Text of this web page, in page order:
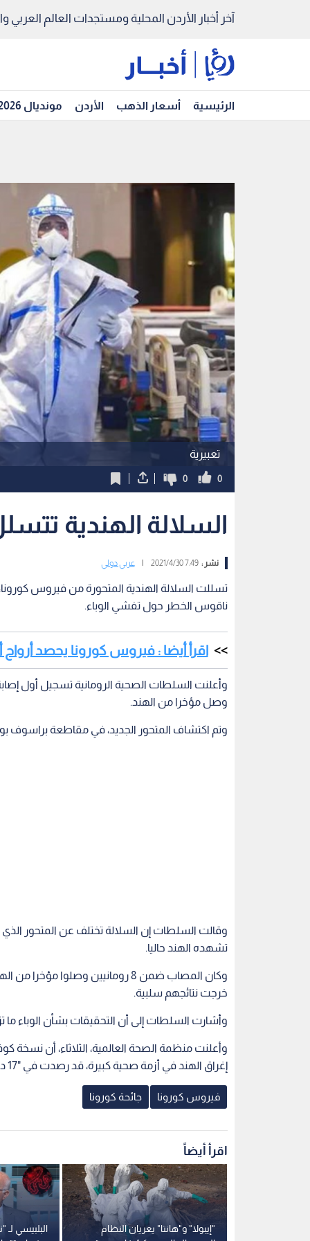
آخر أخبار الأردن المحلية ومستجدات العالم العربي
الرئيسية أسعار الذهب الأردن مونديال 2026
تعبيرية
0
0
السلالة الهندية
نشر :7:49 2021/4/30 عربي دولي
تسللت السلالة الهندية المتحورة من فيروس
ناقوس الخطر حول تفشي الوباء.
اقرأ أيضا : فيروس كورونا يحصد أرواح أكثر من 400 ألف
وأعلنت السلطات الصحية الرومانية تسجيل أول
وصل مؤخرا من الهند.
وتم اكتشاف المتحور الجديد، في مقاطعة براسوف بوسط
وقالت السلطات إن السلالة تختلف عن المتحور
تشهده الهند حاليا.
خرجت نتائجهم سلبية.
وأشارت السلطات إلى أن التحقيقات بشأن الوباء ما
إغراق الهند في أزمة صحية كبيرة، قد رصدت في "17 دولة على الأقل".
فيروس كورونا جائحة كورونا
اقرأ أيضاً
البلبيسي لـ
"إيبولا" و"هانتا" يعريان النظام